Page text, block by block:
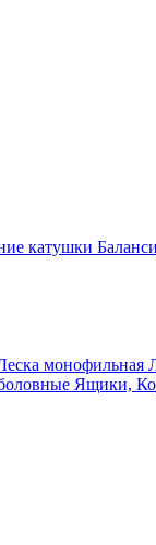
катушки
монофильная
Ящики,